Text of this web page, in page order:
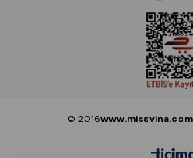
© 2016www.missvina.com